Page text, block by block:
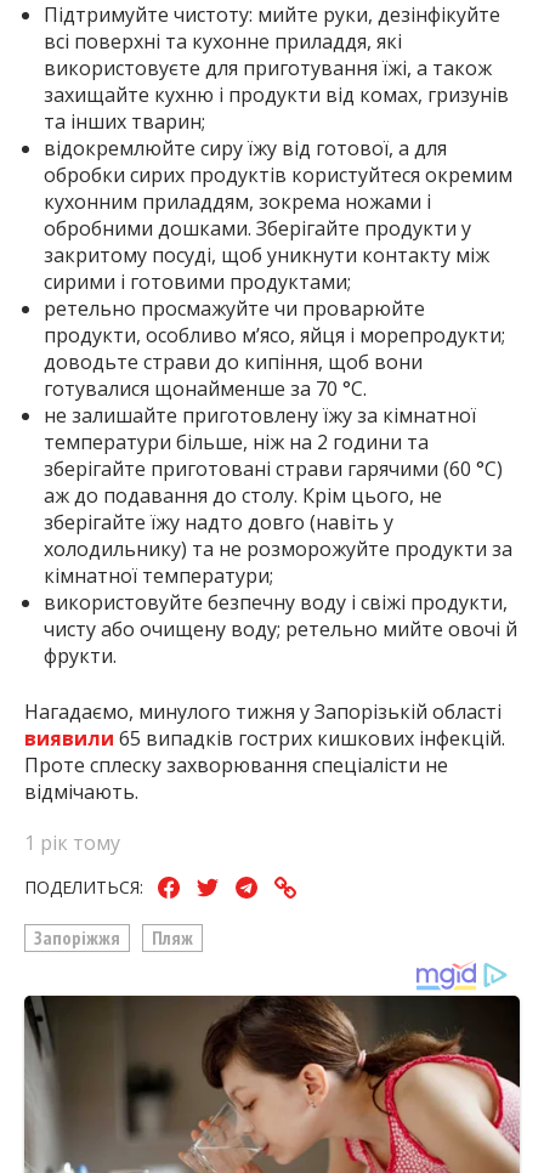
Підтримуйте чистоту: мийте руки, дезінфікуйте
всі поверхні та кухонне приладдя, які
використовуєте для приготування їжі, а також
захищайте кухню і продукти від комах, гризунів
та інших тварин;
відокремлюйте сиру їжу від готової, а для
обробки сирих продуктів користуйтеся окремим
кухонним приладдям, зокрема ножами і
обробними дошками. Зберігайте продукти у
закритому посуді, щоб уникнути контакту між
сирими і готовими продуктами;
ретельно просмажуйте чи проварюйте
продукти, особливо м’ясо, яйця і морепродукти;
доводьте страви до кипіння, щоб вони
готувалися щонайменше за 70 °С.
не залишайте приготовлену їжу за кімнатної
температури більше, ніж на 2 години та
зберігайте приготовані страви гарячими (60 °С)
аж до подавання до столу. Крім цього, не
зберігайте їжу надто довго (навіть у
холодильнику) та не розморожуйте продукти за
кімнатної температури;
використовуйте безпечну воду і свіжі продукти,
чисту або очищену воду; ретельно мийте овочі й
фрукти.
Нагадаємо, минулого тижня у Запорізькій області
виявили 65 випадків гострих кишкових інфекцій.
Проте сплеску захворювання спеціалісти не
відмічають.
1 рік тому
ПОДЕЛИТЬСЯ:
Запоріжжя Пляж